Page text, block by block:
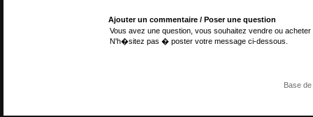
Ajouter un commentaire / Poser une question
Vous avez une question, vous souhaitez vendre ou
N'h�sitez pas � poster votre message ci-dessous.
Base